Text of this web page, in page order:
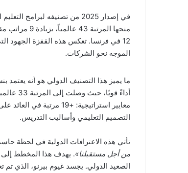
في إصدار 2025 من تصنيفه لبرامج التعليم التنفيذي المخصص، يبرز
منحها
12 في فرنسا. تعكس هذه القفزة الجهود
الموجه نحو الشركات.
أداءً
التصميم التعليمي وأساليب التدريس.
تأتي هذه الاعترافات الدولية في لحظة
من أجل مستقبلنا». يهدف هذا المخطط إلى
الصعيد الدولي. يجسد غيوم بيرنو، الذي تم